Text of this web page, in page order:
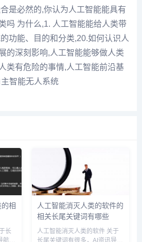
是必然的,你认为人工智能能具有
吗 为什么,1. 人工智能能给人类带
功能、目的和分类,20.如何认识人
的深刻影响,人工智能能够做人类
类有危险的事情,人工智能前沿基
智能无人系统
相
网
人工智能消灭人类的软件的
相关长尾关键词有哪些
人工智能消灭人类的软件 关于
长尾关键词有很多，AI资讯导航